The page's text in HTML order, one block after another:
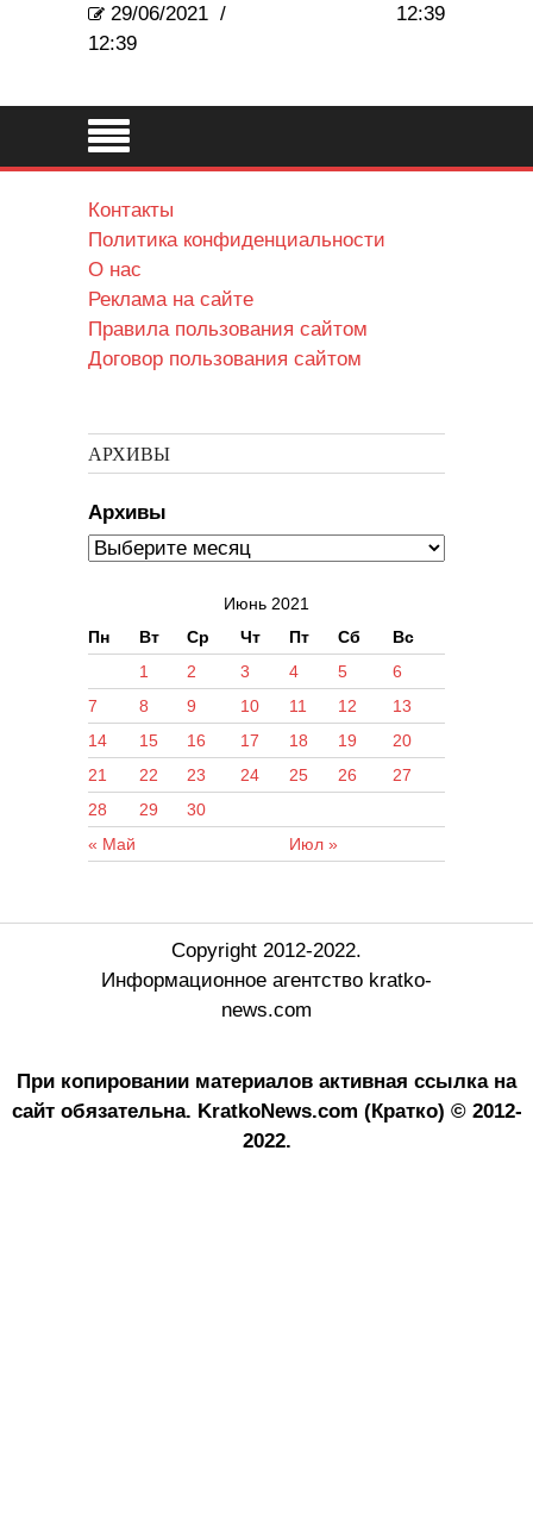
29/06/2021 /
12:39
12:39
Контакты
Политика конфиденциальности
О нас
Реклама на сайте
Правила пользования сайтом
Договор пользования сайтом
АРХИВЫ
Архивы
Июнь 2021
Пн
Вт Ср Чт Пт Сб Вс
« Май Июл »
1 2 3 4 5
6
7
8 9 10 11 12
13
14
15 16 17 18 19
20
21
22 23 24 25 26
27
28
29 30
Copyright 2012-2022.
Информационное агентство kratko-
news.com
При копировании материалов активная ссылка на
сайт обязательна. KratkoNews.com (Кратко) © 2012-
2022.